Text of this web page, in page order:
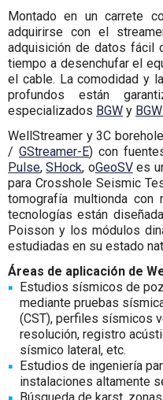
Montado en un carrete
adquirirse con el
adquisición de datos fácil
tiempo a desenchufar el
el cable. La comodidad y
profundos están
especializados BGW y
WellStreamer y 3C
/ GStreamer-E) con
Pulse,SHock, oGeoSVes
para Crosshole Seismic
tomografía multionda
tecnologías están
Poisson y los módulos
estudiadas en su estado
Áreas de aplicación de
Estudios sísmicos de
mediante pruebas
(CST), perfiles sísmicos
resolución, registro
sísmico lateral, etc.
Estudios de ingeniería
instalaciones altamente